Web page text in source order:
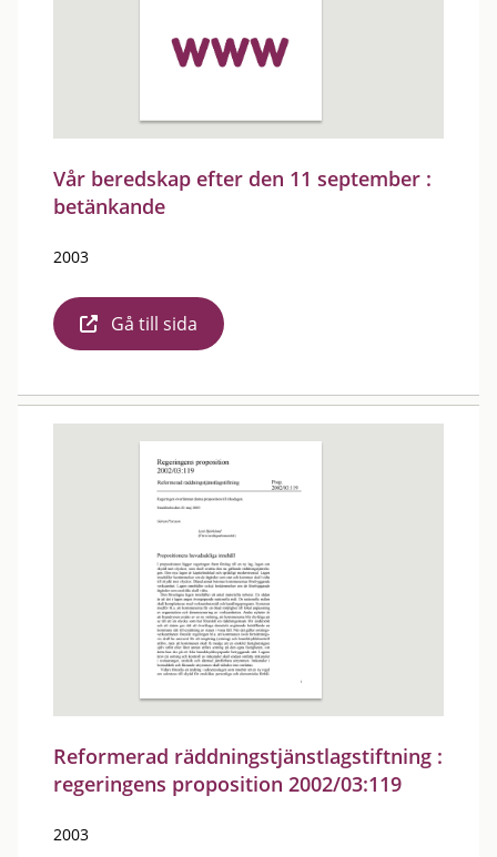
Vår beredskap efter den 11 september :
betänkande
2003
Gå till sida
Reformerad räddningstjänstlagstiftning :
regeringens proposition 2002/03:119
2003